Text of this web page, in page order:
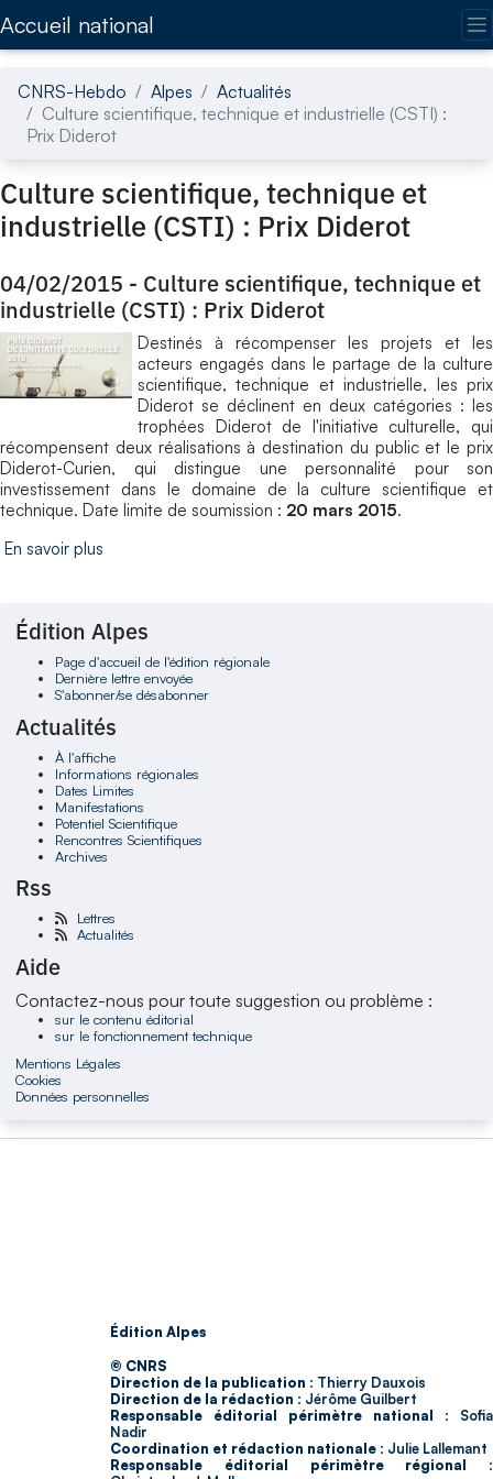
Accueil national
CNRS-Hebdo Alpes
Actualités
Culture scientifique, technique et industrielle (CSTI) :
Prix Diderot
Culture scientifique, technique et
industrielle (CSTI) : Prix Diderot
04/02/2015 - Culture scientifique, technique et
industrielle (CSTI) : Prix Diderot
Destinés à récompenser les projets et les
acteurs engagés dans le partage de la culture
scientifique, technique et industrielle, les prix
Diderot se déclinent en deux catégories : les
trophées Diderot de l'initiative culturelle, qui
récompensent deux réalisations à destination du public et le prix
Diderot-Curien, qui distingue une personnalité pour son
investissement dans le domaine de la culture scientifique et
technique. Date limite de soumission : 20 mars 2015.
En savoir plus
Édition Alpes
Page d'accueil de l'édition régionale
Dernière lettre envoyée
S'abonner/se désabonner
Actualités
À l'affiche
Informations régionales
Dates Limites
Manifestations
Potentiel Scientifique
Rencontres Scientifiques
Archives
Rss
Lettres
Actualités
Aide
Contactez-nous pour toute suggestion ou problème :
sur le contenu éditorial
sur le fonctionnement technique
Mentions Légales
Cookies
Données personnelles
Édition Alpes
© CNRS
Direction de la publication : Thierry Dauxois
Direction de la rédaction : Jérôme Guilbert
Responsable éditorial périmètre national : Sofia
Nadir
Coordination et rédaction nationale : Julie Lallemant
Responsable éditorial périmètre régional :